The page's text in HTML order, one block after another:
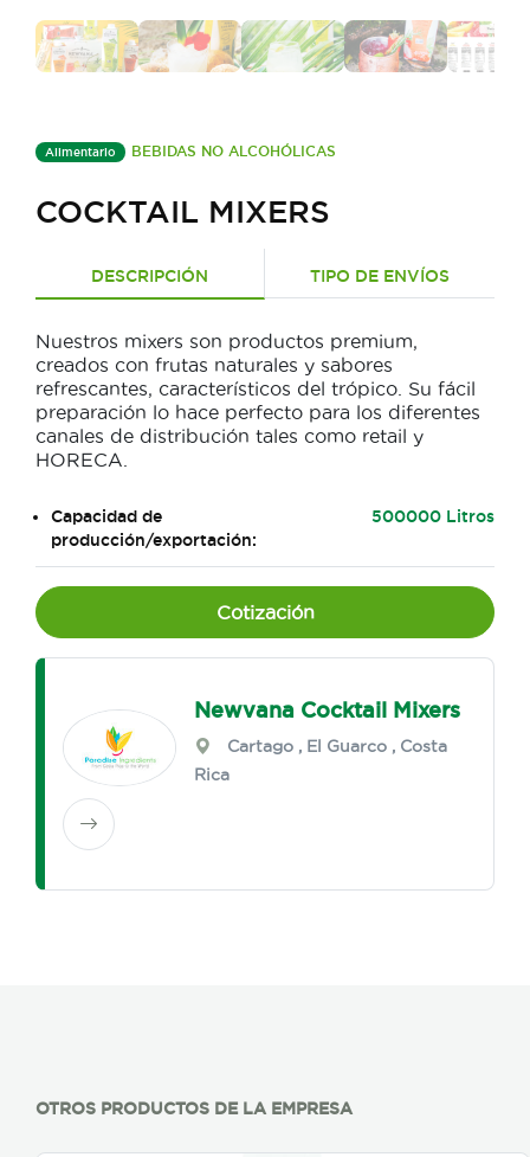
Alimentario BEBIDAS NO ALCOHÓLICAS
COCKTAIL MIXERS
DESCRIPCIÓN TIPO DE ENVÍOS
Nuestros mixers son productos premium,
creados con frutas naturales y sabores
refrescantes, característicos del trópico. Su fácil
preparación lo hace perfecto para los diferentes
canales de distribución tales como retail y
HORECA.
Capacidad de
producción/exportación:
500000 Litros
Cotización
Newvana Cocktail Mixers
Cartago , El Guarco , Costa
Rica
OTROS PRODUCTOS DE LA EMPRESA